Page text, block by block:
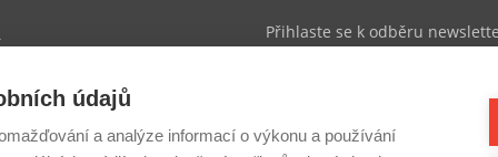
Přihlaste se k odběru
údajů
a analýze informací o výkonu a používání